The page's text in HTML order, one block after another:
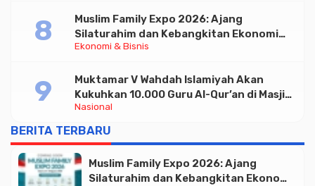
Ekonomi & Bisnis
Muslim Family Expo 2026: Ajang
Silaturahim dan Kebangkitan Ekonomi
Halal di Jakarta
Nasional
Muktamar V Wahdah Islamiyah Akan
Kukuhkan 10.000 Guru Al-Qur’an di Masjid
Istiqlal
BERITA TERBARU
Muslim Family Expo 2026: Ajang
Silaturahim dan Kebangkitan Ekonomi